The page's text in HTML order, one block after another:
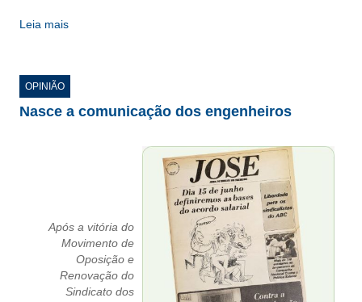
FIQUE POR DENTRO
OPORTUNIDADES
AUTÔNOMOS E SERVIÇOS
NEWSLETTER
Leia mais
OPINIÃO
Nasce a comunicação dos engenheiros
Após a vitória do
Movimento de
Oposição e
Renovação do
Sindicato dos